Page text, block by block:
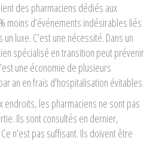
des pharmaciens dédiés aux
moins d’événements indésirables liés
luxe. C’est une nécessité. Dans un
spécialisé en transition peut prévenir
une économie de plusieurs
an en frais d’hospitalisation évitables.
endroits, les pharmaciens ne sont pas
Ils sont consultés en dernier,
n’est pas suffisant. Ils doivent être